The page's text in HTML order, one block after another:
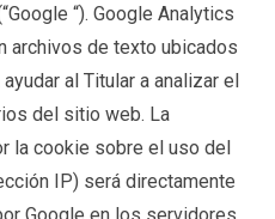
“). Google Analytics
archivos de texto ubicados
al Titular a analizar el
del sitio web. La
la cookie sobre el uso del
IP) será directamente
Google en los servidores